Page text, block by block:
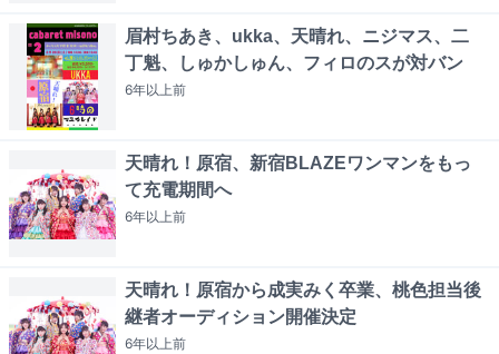
眉村ちあき、ukka、天晴れ、ニジマス、二
丁魁、しゅかしゅん、フィロのスが対バン
6年以上前
天晴れ！原宿、新宿BLAZEワンマンをもっ
て充電期間へ
6年以上前
天晴れ！原宿から成実みく卒業、桃色担当後
継者オーディション開催決定
6年以上前